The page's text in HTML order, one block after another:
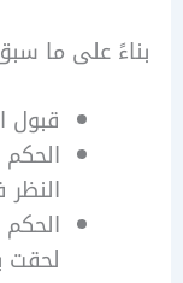
على ما سبق،
قبول
الحكم
النظر في
الحكم
لحقت بي